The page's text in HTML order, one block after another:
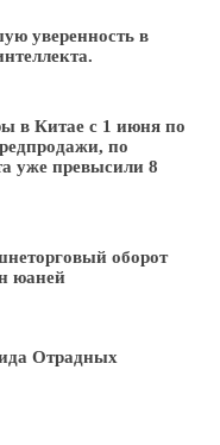
уверенность в
в Китае с 1 июня по
по
уже превысили 8
оборот
юаней
Отрадных